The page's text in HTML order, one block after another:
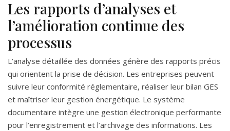
Les rapports d’analyses et
l’amélioration continue des
processus
L’analyse détaillée des données génère des rapports précis
qui orientent la prise de décision. Les entreprises peuvent
suivre leur conformité réglementaire, réaliser leur bilan GES
et maîtriser leur gestion énergétique. Le système
documentaire intègre une gestion électronique performante
pour l’enregistrement et l’archivage des informations. Les